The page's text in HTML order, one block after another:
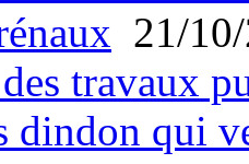
21/
travaux
dindon qui